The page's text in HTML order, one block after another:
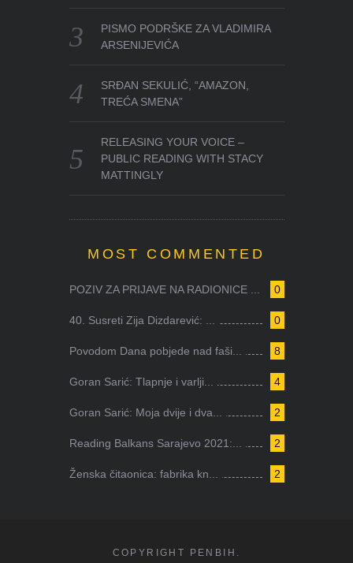
PISMO PODRŠKE ZA VLADIMIRA
ARSENIJEVIĆA
SRĐAN SEKULIĆ, “AMAZON,
TREĆA SMENA”
RELEASING YOUR VOICE –
PUBLIC READING WITH STACY
MATTINGLY
MOST COMMENTED
0
POZIV ZA PRIJAVE NA RADIONICE ...
0
40. Susreti Zija Dizdarević: ...
8
Povodom Dana pobjede nad faši...
4
Goran Sarić: Tlapnje i varlji...
2
Goran Sarić: Moja dvije i dva...
2
Reading Balkans Sarajevo 2021:...
2
Ženska čitaonica: fabrika kn...
COPYRIGHT PENBIH.